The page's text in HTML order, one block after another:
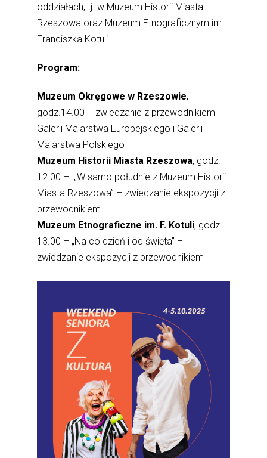
oddziałach, tj. w Muzeum Historii Miasta
Rzeszowa oraz Muzeum Etnograficznym im.
Franciszka Kotuli.
Program:
Muzeum Okręgowe w Rzeszowie,
godz.14.00 – zwiedzanie z przewodnikiem
Galerii Malarstwa Europejskiego i Galerii
Malarstwa Polskiego
Muzeum Historii Miasta Rzeszowa, godz.
12.00 – „W samo południe z Muzeum Historii
Miasta Rzeszowa” – zwiedzanie ekspozycji z
przewodnikiem
Muzeum Etnograficzne im. F. Kotuli, godz.
13.00 – „Na co dzień i od święta” –
zwiedzanie ekspozycji z przewodnikiem